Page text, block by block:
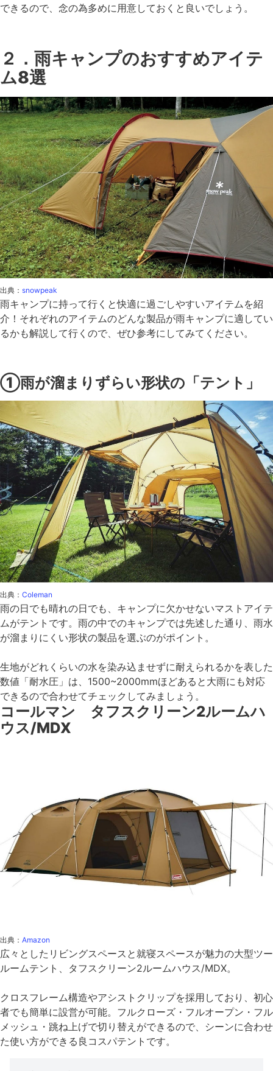
できるので、念の為多めに用意しておくと良いでしょう。
２．雨キャンプのおすすめアイテ
ム8選
出典： snowpeak
雨キャンプに持って行くと快適に過ごしやすいアイテムを紹
介！それぞれのアイテムのどんな製品が雨キャンプに適してい
るかも解説して行くので、ぜひ参考にしてみてください。
①雨が溜まりずらい形状の「テント」
出典： Coleman
雨の日でも晴れの日でも、キャンプに欠かせないマストアイテ
ムがテントです。雨の中でのキャンプでは先述した通り、雨水
が溜まりにくい形状の製品を選ぶのがポイント。
生地がどれくらいの水を染み込ませずに耐えられるかを表した
数値「耐水圧」は、1500~2000mmほどあると大雨にも対応
できるので合わせてチェックしてみましょう。
コールマン タフスクリーン2ルームハ
ウス/MDX
出典： Amazon
広々としたリビングスペースと就寝スペースが魅力の大型ツー
ルームテント、タフスクリーン2ルームハウス/MDX。
クロスフレーム構造やアシストクリップを採用しており、初心
者でも簡単に設営が可能。フルクローズ・フルオープン・フル
メッシュ・跳ね上げで切り替えができるので、シーンに合わせ
た使い方ができる良コスパテントです。